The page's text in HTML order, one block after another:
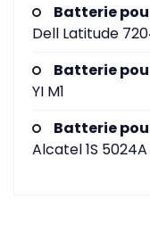
Batterie
Dell Latitude
Batterie
YI M1
Batterie
Alcatel 1S